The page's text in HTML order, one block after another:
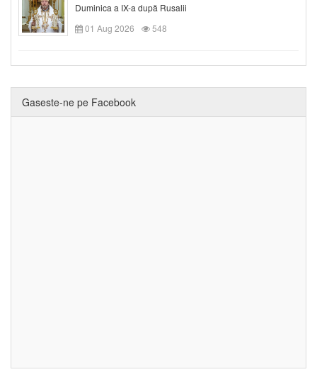
Duminica a IX-a după Rusalii
01 Aug 2026
548
Gaseste-ne pe Facebook